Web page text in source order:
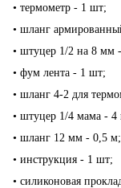
• термометр - 1 шт;
• шланг
• штуцер 1/2 на 8 мм
• фум лента - 1 шт;
• шланг 4-2 для
• штуцер 1/4 мама - 4
• шланг 12 мм - 0,5 м;
• инструкция - 1 шт;
• силиконовая